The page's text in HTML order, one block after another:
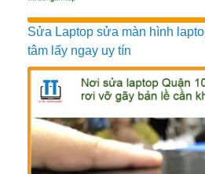
Sửa Laptop sửa màn hình
tâm lấy ngay uy tín